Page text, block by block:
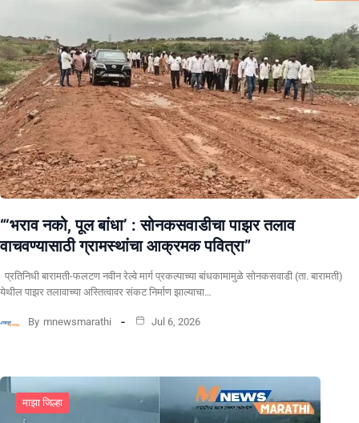
“‘भराव नको, पूल बांधा’ : सोनकसवाडीचा पाझर तलाव
वाचवण्यासाठी ग्रामस्थांचा आक्रमक पवित्रा”
प्रतिनिधी बारामती-फलटण नवीन रेल्वे मार्ग प्रकल्पाच्या बांधकामामुळे सोनकसवाडी (ता. बारामती)
येथील पाझर तलावाच्या अस्तित्वावर संकट निर्माण झाल्याचा…
By mnewsmarathi Jul 6, 2026
माझा जिल्हा